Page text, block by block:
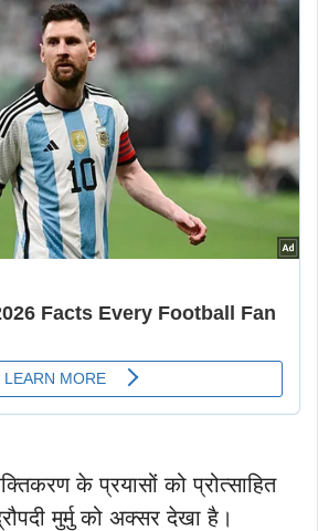
के प्रयासों को प्रोत्साहित
मुर्मु को अक्सर देखा है।